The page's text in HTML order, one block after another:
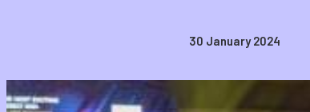
30 January 2024